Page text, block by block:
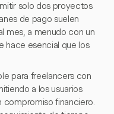
solo dos proyectos
de pago suelen
mes, a menudo con un
hace esencial que los
para freelancers con
a los usuarios
compromiso financiero.